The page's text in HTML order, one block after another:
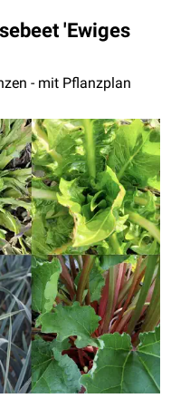
'Ewiges
- mit Pflanzplan